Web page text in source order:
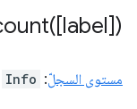
[label])
مستوى السجلّ:
Info